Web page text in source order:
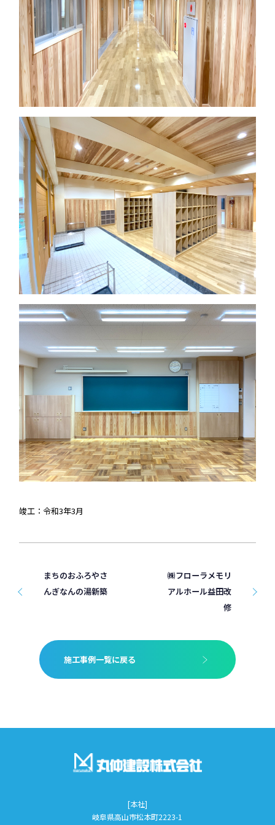
竣工：令和3年3月
まちのおふろやさ
んぎなんの湯新築
㈱フローラメモリ
アルホール益田改
修
施工事例一覧に戻る
[本社]
岐阜県高山市松本町2223-1